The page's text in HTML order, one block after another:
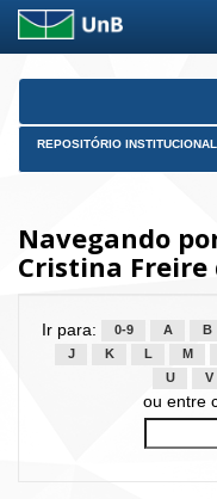
Skip
REPOSITÓRIO
Navegando
Cristina Freire
Ir para: 0-9 A B
J
K L M
U
V
ou entre